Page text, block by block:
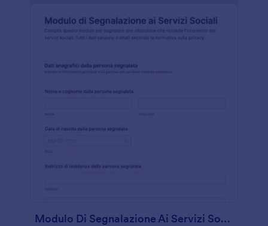
Modulo Di Segnalazione Ai Servizi Sociali